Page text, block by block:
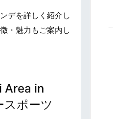
デを詳しく紹介し
・魅力もご案内し
Area in
ポーツ